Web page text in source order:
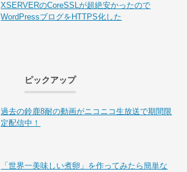
XSERVERのCoreSSLが超絶安かったので
WordPressブログをHTTPS化した
ピックアップ
過去の鈴鹿8耐の動画がニコニコ生放送で期間限
定配信中！
「世界一美味しい煮卵」を作ってみたら簡単な